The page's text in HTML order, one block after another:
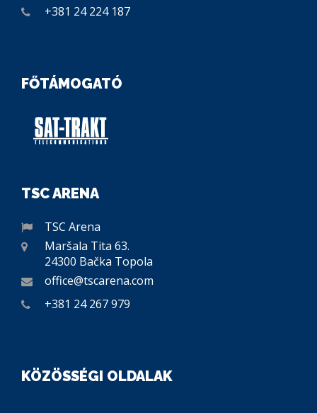
+381 24 224 187
FŐTÁMOGATÓ
TSC ARENA
TSC Arena
Maršala Tita 63.
24300 Bačka Topola
office@tscarena.com
+381 24 267 979
KÖZÖSSÉGI OLDALAK